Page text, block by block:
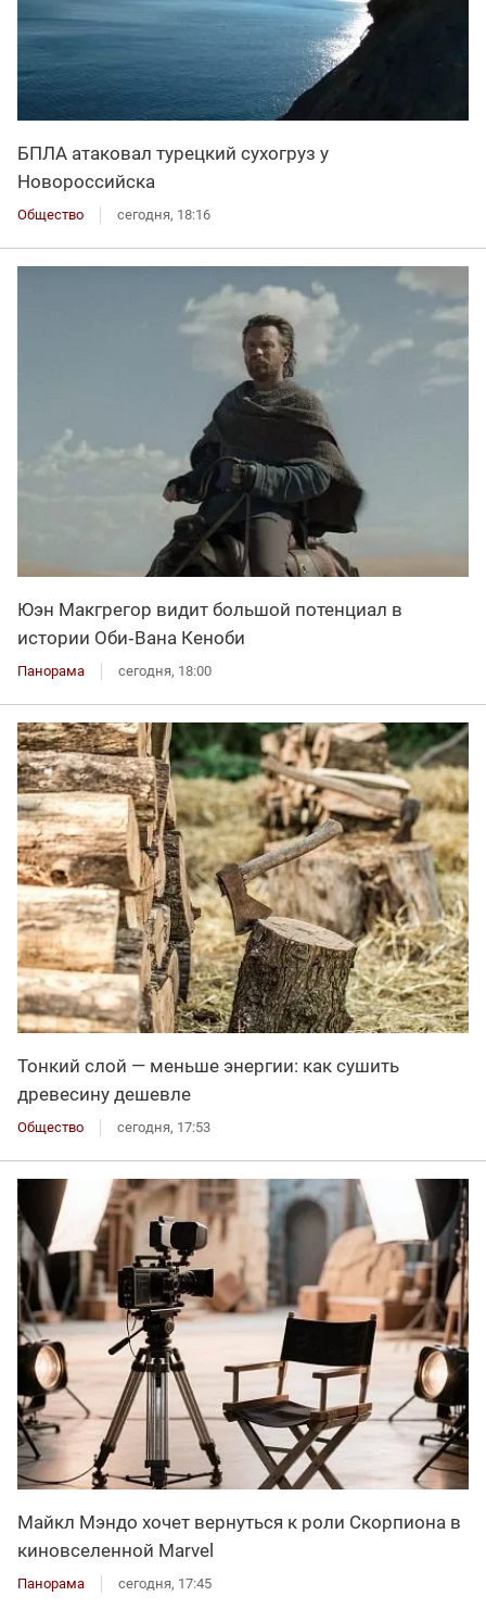
БПЛА атаковал турецкий сухогруз у
Новороссийска
Общество сегодня, 18:16
Юэн Макгрегор видит большой потенциал в
истории Оби‑Вана Кеноби
Панорама сегодня, 18:00
Тонкий слой — меньше энергии: как сушить
древесину дешевле
Общество сегодня, 17:53
Майкл Мэндо хочет вернуться к роли Скорпиона в
киновселенной Marvel
Панорама сегодня, 17:45